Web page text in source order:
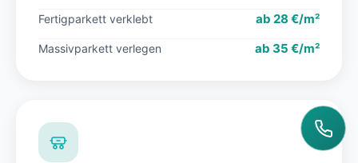
Fertigparkett verklebt ab 28 €/m²
Massivparkett verlegen ab 35 €/m²